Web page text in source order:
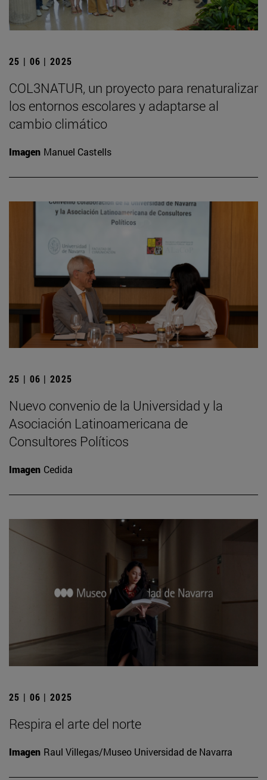
25 | 06 | 2025
COL3NATUR, un proyecto para renaturalizar
los entornos escolares y adaptarse al
cambio climático
Imagen Manuel Castells
25 | 06 | 2025
Nuevo convenio de la Universidad y la
Asociación Latinoamericana de
Consultores Políticos
Imagen Cedida
25 | 06 | 2025
Respira el arte del norte
Imagen Raul Villegas/Museo Universidad de Navarra